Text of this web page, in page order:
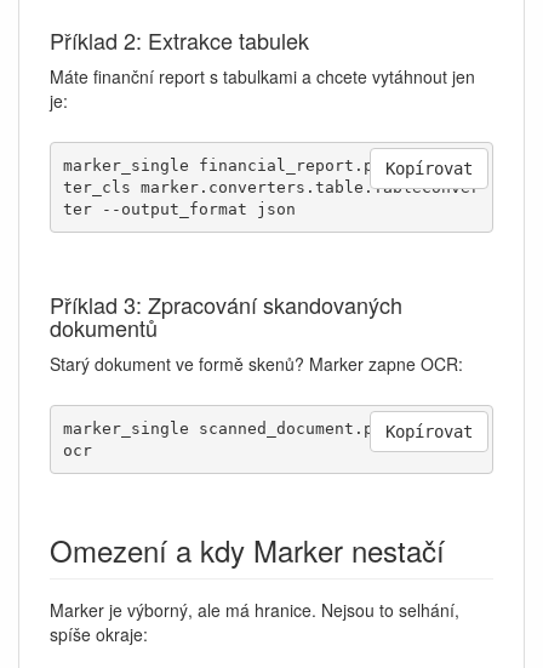
Příklad 2: Extrakce tabulek
Máte finanční report s tabulkami a chcete vytáhnout jen
je:
marker_single financial_report.pdf --conver
ter_cls marker.converters.table.TableConver
ter --output_format json
Kopírovat
Příklad 3: Zpracování skandovaných
dokumentů
Starý dokument ve formě skenů? Marker zapne OCR:
marker_single scanned_document.pdf --force_
ocr
Kopírovat
Omezení a kdy Marker nestačí
Marker je výborný, ale má hranice. Nejsou to selhání,
spíše okraje: